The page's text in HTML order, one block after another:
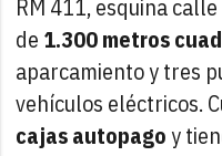
RM 411, esquina
de 1.300 metros
aparcamiento y tres
vehículos eléctricos.
cajas autopagoy